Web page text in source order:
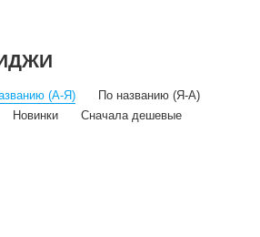
(А-Я)
По названию (Я-А)
Новинки
Сначала дешевые